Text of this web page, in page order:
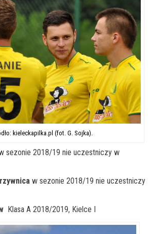
kieleckapilka.pl (fot. G. Sojka).
sezonie 2018/19 nie uczestniczy w
w sezonie 2018/19 nie uczestniczy
Klasa A 2018/2019, Kielce I